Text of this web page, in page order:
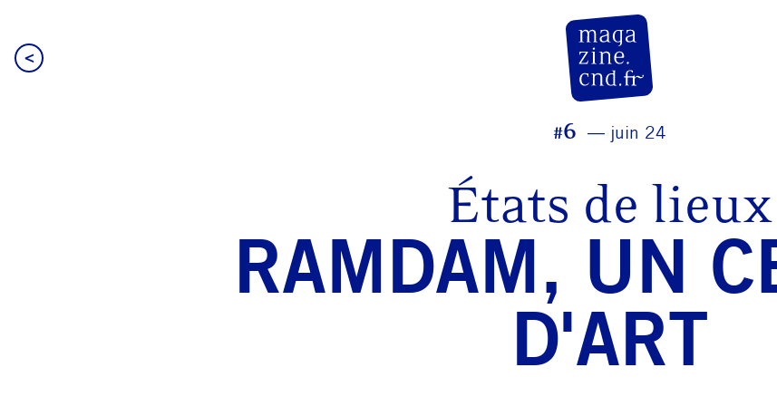
<
#6 juin 24
États de lieux
RAMDAM, UN
D'ART